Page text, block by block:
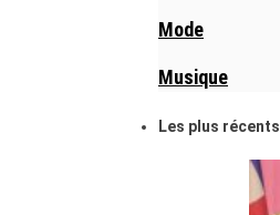
Mode
Musique
Les plus récents